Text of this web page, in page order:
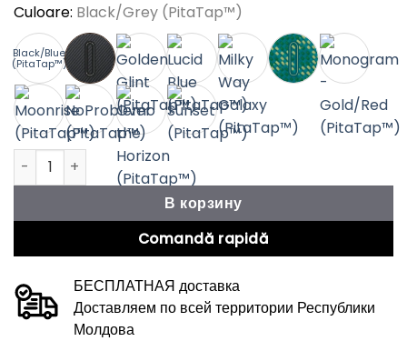
Culoare: Black/Grey (PitaTap™)
Black/Blue
(PitaTap™)
Количество товара Чехол iPhone 17 Pro Ultra-Slim (Black/
В корзину
Comandă rapidă
БЕСПЛАТНАЯ доставка
Доставляем по всей территории Республики
Молдова